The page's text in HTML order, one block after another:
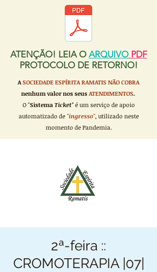
ATENÇÃO! LEIA O ARQUIVO PDF
PROTOCOLO DE RETORNO!
ASOCIEDADE ESPÍRITA RAMATISNÃO COBRA
nenhum valor nos seusATENDIMENTOS.
O "Sistema Ticket"é um serviço de apoio
automatizado de"ingresso", utilizado neste
momento de Pandemia.
2ª-feira ::
CROMOTERAPIA |07|